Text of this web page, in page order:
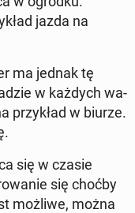
jazda na
ma jednak tę
w każdych wa­
przy­kład w biurze.
się w czasie
się choćby
możliwe, można